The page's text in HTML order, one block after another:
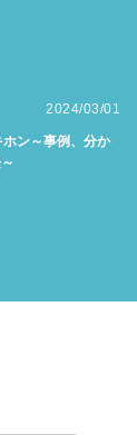
2024/03/01
ン～事例、分か